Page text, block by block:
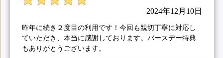
2024年12月10日
昨年に続き２度目の利用です！今回も親切丁寧に対応し
ていただき、本当に感謝しております。バースデー特典
もありがとうございます。